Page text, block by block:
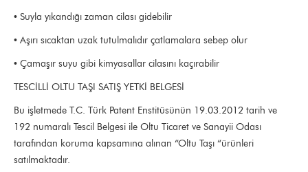
• Suyla yıkandığı zaman cilası gidebilir
• Aşırı sıcaktan uzak tutulmalıdır çatlamalara sebep olur
• Çamaşır suyu gibi kimyasallar cilasını kaçırabilir
TESCİLLİ OLTU TAŞI SATIŞ YETKİ BELGESİ
Bu işletmede T.C. Türk Patent Enstitüsünün 19.03.2012 tarih ve
192 numaralı Tescil Belgesi ile Oltu Ticaret ve Sanayii Odası
tarafından koruma kapsamına alınan “Oltu Taşı “ürünleri
satılmaktadır.